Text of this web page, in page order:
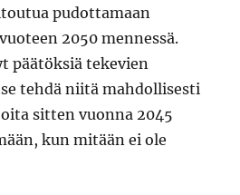
pudottamaan
2050 mennessä.
päätöksiä tekevien
tehdä niitä mahdollisesti
sitten vuonna 2045
kun mitään ei ole